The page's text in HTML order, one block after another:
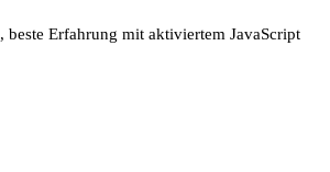
, beste Erfahrung mit aktiviertem JavaScript